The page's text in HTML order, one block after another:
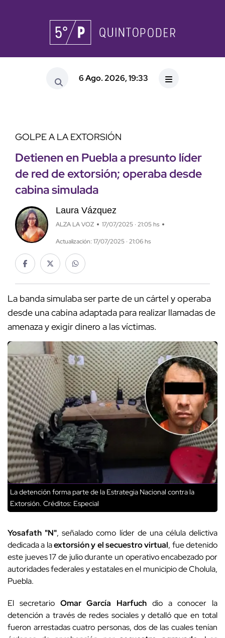
6 Ago. 2026, 19:33
GOLPE A LA EXTORSIÓN
Detienen en Puebla a presunto líder
de red de extorsión; operaba desde
cabina simulada
Laura Vázquez
ALZA LA VOZ 17/07/2025 · 21:05 hs
Actualización: 17/07/2025 · 21:06 hs
La banda simulaba ser parte de un cártel y operaba
desde una cabina adaptada para realizar llamadas de
amenaza y exigir dinero a las víctimas.
La detención forma parte de la Estrategia Nacional contra la
Extorsión. Créditos: Especial
Yosafath "N", señalado como líder de una célula delictiva
dedicada a laextorsión y el secuestro virtual, fue detenido
este jueves 17 de julio durante un operativo encabezado por
autoridades federales y estatales en el municipio de Cholula,
Puebla.
El secretario Omar García Harfuch dio a conocer la
detención a través de redes sociales y detalló que en total
fueron arrestadas cuatro personas, dos de las cuales tenían